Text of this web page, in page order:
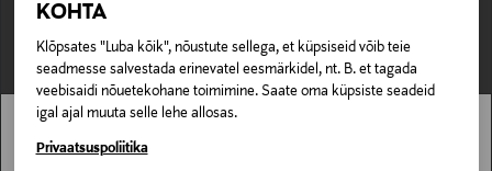
KOHTA
Klõpsates "Luba kõik", nõustute sellega, et küpsiseid võib teie
seadmesse salvestada erinevatel eesmärkidel, nt. B. et tagada
veebisaidi nõuetekohane toimimine. Saate oma küpsiste seadeid
igal ajal muuta selle lehe allosas.
Privaatsuspoliitika
BIRKMANN
Stockmann pole Sinu riigis saadaval.